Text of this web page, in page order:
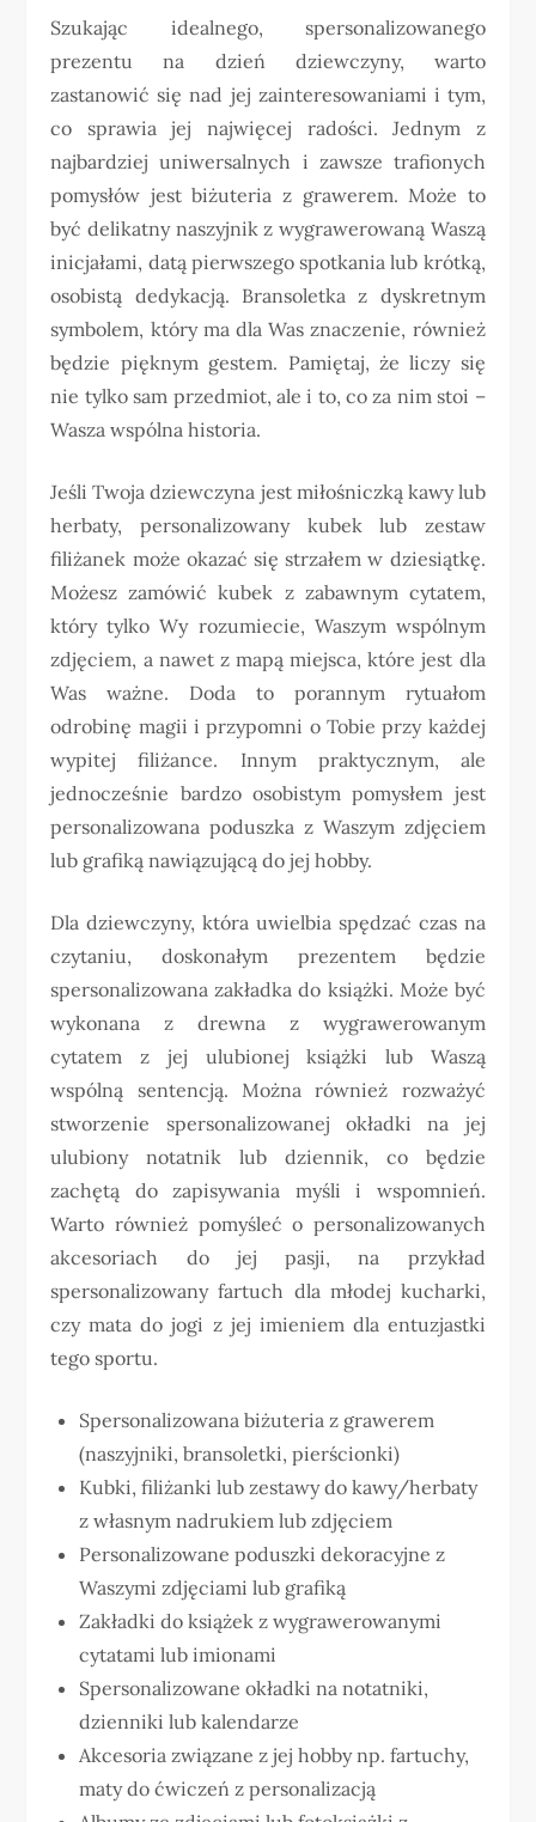
Szukając idealnego, spersonalizowanego
prezentu na dzień dziewczyny, warto
zastanowić się nad jej zainteresowaniami i tym,
co sprawia jej najwięcej radości. Jednym z
najbardziej uniwersalnych i zawsze trafionych
pomysłów jest biżuteria z grawerem. Może to
być delikatny naszyjnik z wygrawerowaną Waszą
inicjałami, datą pierwszego spotkania lub krótką,
osobistą dedykacją. Bransoletka z dyskretnym
symbolem, który ma dla Was znaczenie, również
będzie pięknym gestem. Pamiętaj, że liczy się
nie tylko sam przedmiot, ale i to, co za nim stoi –
Wasza wspólna historia.
Jeśli Twoja dziewczyna jest miłośniczką kawy lub
herbaty, personalizowany kubek lub zestaw
filiżanek może okazać się strzałem w dziesiątkę.
Możesz zamówić kubek z zabawnym cytatem,
który tylko Wy rozumiecie, Waszym wspólnym
zdjęciem, a nawet z mapą miejsca, które jest dla
Was ważne. Doda to porannym rytuałom
odrobinę magii i przypomni o Tobie przy każdej
wypitej filiżance. Innym praktycznym, ale
jednocześnie bardzo osobistym pomysłem jest
personalizowana poduszka z Waszym zdjęciem
lub grafiką nawiązującą do jej hobby.
Dla dziewczyny, która uwielbia spędzać czas na
czytaniu, doskonałym prezentem będzie
spersonalizowana zakładka do książki. Może być
wykonana z drewna z wygrawerowanym
cytatem z jej ulubionej książki lub Waszą
wspólną sentencją. Można również rozważyć
stworzenie spersonalizowanej okładki na jej
ulubiony notatnik lub dziennik, co będzie
zachętą do zapisywania myśli i wspomnień.
Warto również pomyśleć o personalizowanych
akcesoriach do jej pasji, na przykład
spersonalizowany fartuch dla młodej kucharki,
czy mata do jogi z jej imieniem dla entuzjastki
tego sportu.
Spersonalizowana biżuteria z grawerem
(naszyjniki, bransoletki, pierścionki)
Kubki, filiżanki lub zestawy do kawy/herbaty
z własnym nadrukiem lub zdjęciem
Personalizowane poduszki dekoracyjne z
Waszymi zdjęciami lub grafiką
Zakładki do książek z wygrawerowanymi
cytatami lub imionami
Spersonalizowane okładki na notatniki,
dzienniki lub kalendarze
Akcesoria związane z jej hobby np. fartuchy,
maty do ćwiczeń z personalizacją